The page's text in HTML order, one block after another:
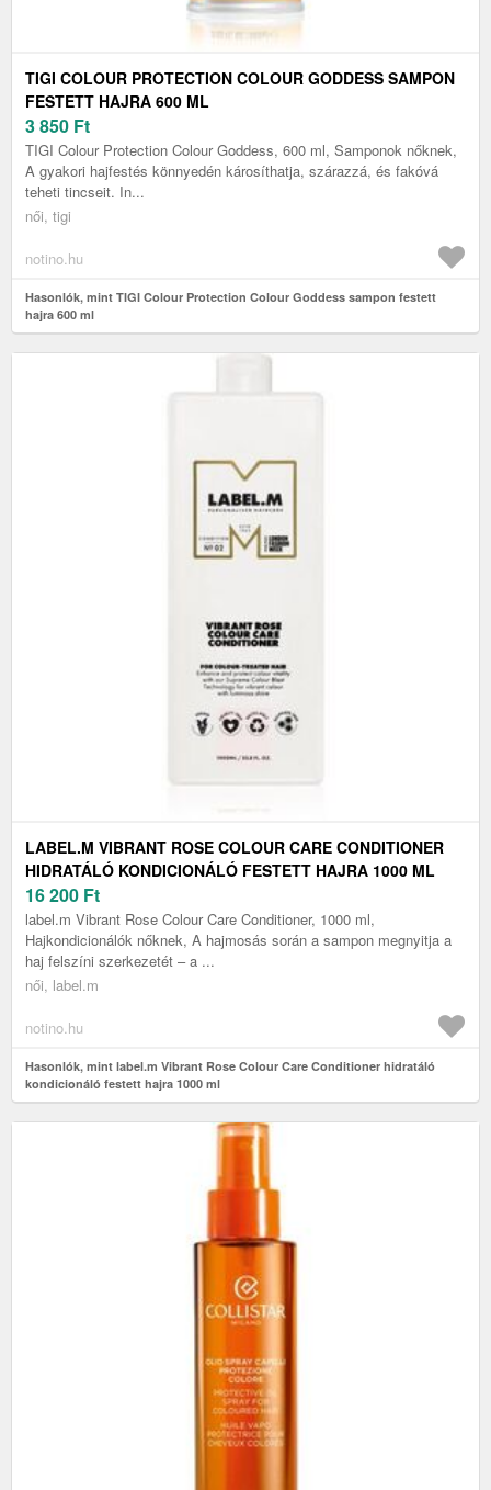
TIGI COLOUR PROTECTION COLOUR GODDESS SAMPON
FESTETT HAJRA 600 ML
3 850 Ft
TIGI Colour Protection Colour Goddess, 600 ml, Samponok nőknek,
A gyakori hajfestés könnyedén károsíthatja, szárazzá, és fakóvá
teheti tincseit. In...
női, tigi
notino.hu
Hasonlók, mint TIGI Colour Protection Colour Goddess sampon festett
hajra 600 ml
LABEL.M VIBRANT ROSE COLOUR CARE CONDITIONER
HIDRATÁLÓ KONDICIONÁLÓ FESTETT HAJRA 1000 ML
16 200 Ft
label.m Vibrant Rose Colour Care Conditioner, 1000 ml,
Hajkondicionálók nőknek, A hajmosás során a sampon megnyitja a
haj felszíni szerkezetét – a ...
női, label.m
notino.hu
Hasonlók, mint label.m Vibrant Rose Colour Care Conditioner hidratáló
kondicionáló festett hajra 1000 ml